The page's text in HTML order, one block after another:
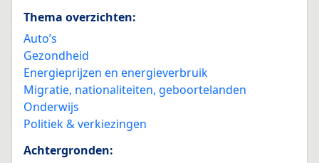
Thema overzichten:
Auto’s
Gezondheid
Energieprijzen en energieverbruik
Migratie, nationaliteiten, geboortelanden
Onderwijs
Politiek & verkiezingen
Achtergronden: